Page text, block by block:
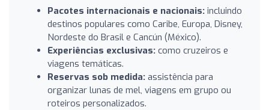
Pacotes internacionais e nacionais: incluindo
destinos populares como Caribe, Europa, Disney,
Nordeste do Brasil e Cancún (México).
Experiências exclusivas: como cruzeiros e
viagens temáticas.
Reservas sob medida: assistência para
organizar lunas de mel, viagens em grupo ou
roteiros personalizados.